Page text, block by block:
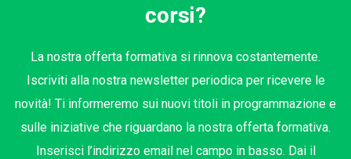
corsi?
La nostra offerta formativa si rinnova costantemente.
Iscriviti alla nostra newsletter periodica per ricevere le
novità! Ti informeremo sui nuovi titoli in programmazione e
sulle iniziative che riguardano la nostra offerta formativa.
Inserisci l’indirizzo email nel campo in basso. Dai il